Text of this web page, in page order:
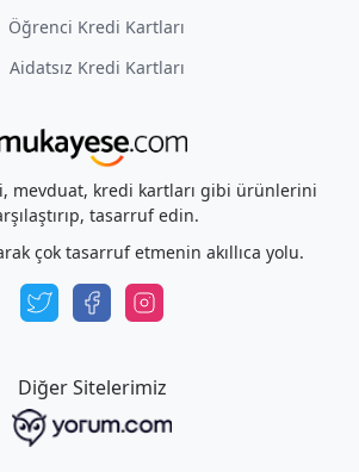
Öğrenci Kredi Kartları
Aidatsız Kredi Kartları
mevduat, kredi kartları gibi ürünlerini
tasarruf edin.
çok tasarruf etmenin akıllıca yolu.
Diğer Sitelerimiz